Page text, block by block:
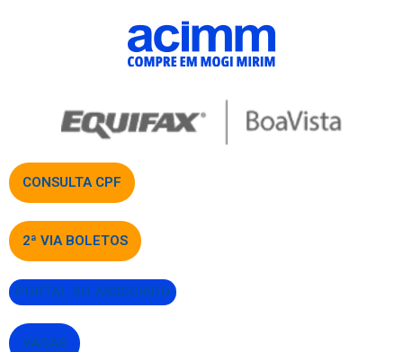
CONSULTA CPF
2ª VIA BOLETOS
PORTAL DO ASSOCIADO
VAGAS